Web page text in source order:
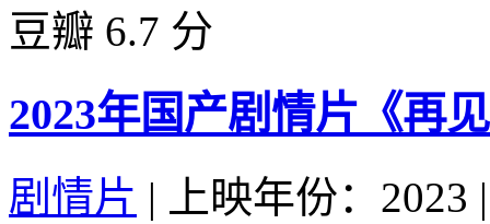
豆瓣 6.7 分
2023年国产剧情片《再
剧情片 | 上映年份：2023 |